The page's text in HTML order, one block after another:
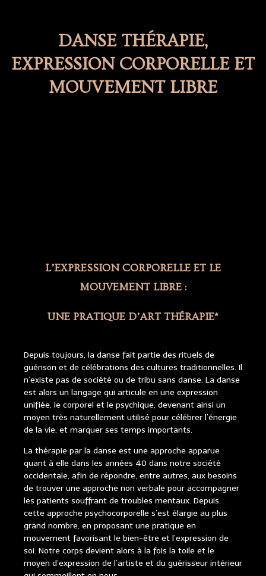
DANSE THÉRAPIE,
EXPRESSION CORPORELLE ET
MOUVEMENT LIBRE
L’EXPRESSION CORPORELLE ET LE
MOUVEMENT LIBRE :
UNE PRATIQUE D’ART THÉRAPIE*
Depuis toujours, la danse fait partie des rituels de
guérison et de célébrations des cultures traditionnelles. Il
n’existe pas de société ou de tribu sans danse. La danse
est alors un langage qui articule en une expression
unifiée, le corporel et le psychique, devenant ainsi un
moyen très naturellement utilisé pour célébrer l’énergie
de la vie, et marquer ses temps importants.
La thérapie par la danse est une approche apparue
quant à elle dans les années 40 dans notre société
occidentale, afin de répondre, entre autres, aux besoins
de trouver une approche non verbale pour accompagner
les patients souffrant de troubles mentaux. Depuis,
cette approche psychocorporelle s’est élargie au plus
grand nombre, en proposant une pratique en
mouvement favorisant le bien-être et l’expression de
soi. Notre corps devient alors à la fois la toile et le
moyen d’expression de l’artiste et du guérisseur intérieur